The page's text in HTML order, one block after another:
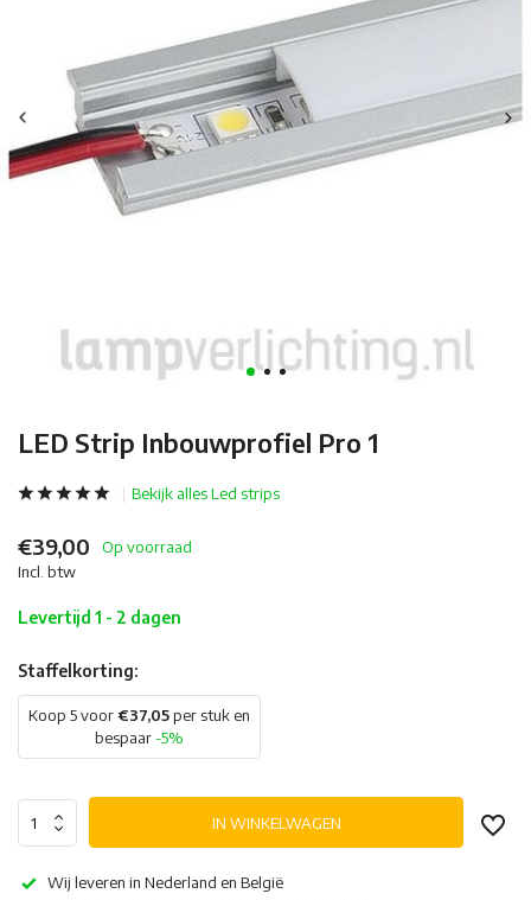
LED Strip Inbouwprofiel Pro 1
Bekijk alles Led strips
€39,00
Op voorraad
Incl. btw
Levertijd 1 - 2 dagen
Staffelkorting:
Koop 5 voor€37,05per stuk en
bespaar -5%
IN WINKELWAGEN
Wij leveren in Nederland en België